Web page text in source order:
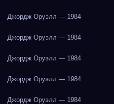
Джордж Оруэлл — 1984
Джордж Оруэлл — 1984
Джордж Оруэлл — 1984
Джордж Оруэлл — 1984
Джордж Оруэлл — 1984